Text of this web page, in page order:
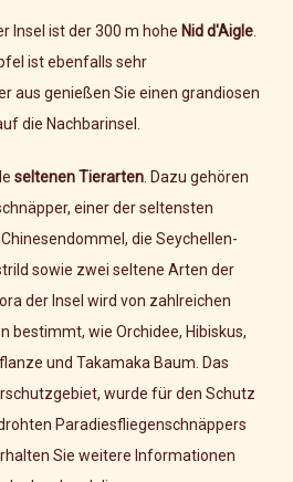
Insel ist der 300 m hohe Nid d'Aigle
ist ebenfalls sehr
aus genießen Sie einen grandiosen
die Nachbarinsel.
seltenen Tierarten . Dazu gehören
einer der seltensten
die Seychellen-
sowie zwei seltene Arten der
der Insel wird von zahlreichen
bestimmt, wie Orchidee, Hibiskus,
und Takamaka Baum. Das
wurde für den Schutz
Paradiesfliegenschnäppers
Sie weitere Informationen